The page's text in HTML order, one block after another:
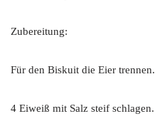
Zubereitung:
Für den Biskuit die Eier trennen.
4 Eiweiß mit Salz steif schlagen.